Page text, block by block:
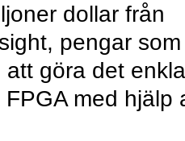
dollar från
pengar som
göra det
med hjälp